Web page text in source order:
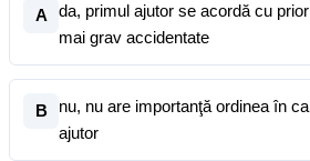
A
da, primul ajutor se acordă cu
mai grav accidentate
B
nu, nu are importanţă ordinea în
ajutor